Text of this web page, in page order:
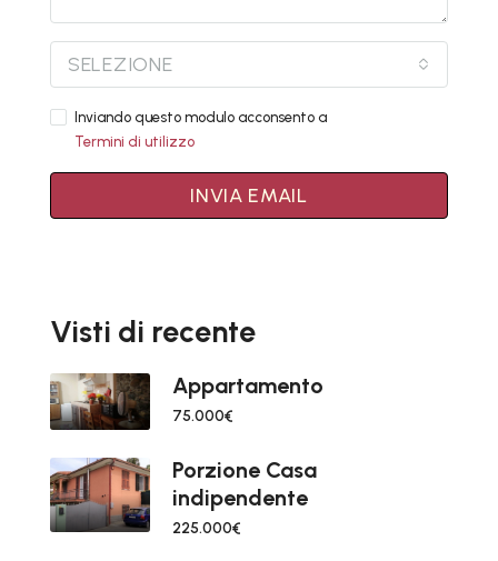
SELEZIONE
Inviando questo modulo acconsento a
Termini di utilizzo
INVIA EMAIL
Visti di recente
Appartamento
75.000€
Porzione Casa
indipendente
225.000€